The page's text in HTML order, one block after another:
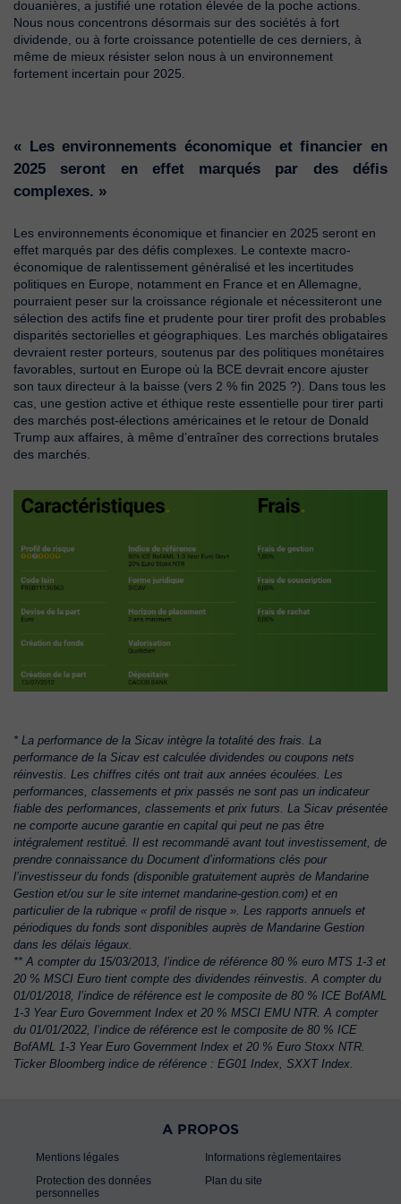
douanières, a justifié une rotation élevée de la poche actions.
Nous nous concentrons désormais sur des sociétés à fort
dividende, ou à forte croissance potentielle de ces derniers, à
même de mieux résister selon nous à un environnement
fortement incertain pour 2025.
« Les environnements économique et financier en
2025 seront en effet marqués par des défis
complexes. »
Les environnements économique et financier en 2025 seront en
effet marqués par des défis complexes. Le contexte macro-
économique de ralentissement généralisé et les incertitudes
politiques en Europe, notamment en France et en Allemagne,
pourraient peser sur la croissance régionale et nécessiteront une
sélection des actifs fine et prudente pour tirer profit des probables
disparités sectorielles et géographiques. Les marchés obligataires
devraient rester porteurs, soutenus par des politiques monétaires
favorables, surtout en Europe où la BCE devrait encore ajuster
son taux directeur à la baisse (vers 2 % fin 2025 ?). Dans tous les
cas, une gestion active et éthique reste essentielle pour tirer parti
des marchés post-élections américaines et le retour de Donald
Trump aux affaires, à même d’entraîner des corrections brutales
des marchés.
* La performance de la Sicav intègre la totalité des frais. La
performance de la Sicav est calculée dividendes ou coupons nets
réinvestis. Les chiffres cités ont trait aux années écoulées. Les
performances, classements et prix passés ne sont pas un indicateur
fiable des performances, classements et prix futurs. La Sicav présentée
ne comporte aucune garantie en capital qui peut ne pas être
intégralement restitué. Il est recommandé avant tout investissement, de
prendre connaissance du Document d’informations clés pour
l’investisseur du fonds (disponible gratuitement auprès de Mandarine
Gestion et/ou sur le site internet mandarine-gestion.com) et en
particulier de la rubrique « profil de risque ». Les rapports annuels et
périodiques du fonds sont disponibles auprès de Mandarine Gestion
dans les délais légaux.
** A compter du 15/03/2013, l’indice de référence 80 % euro MTS 1-3 et
20 % MSCI Euro tient compte des dividendes réinvestis. A compter du
01/01/2018, l’indice de référence est le composite de 80 % ICE BofAML
1-3 Year Euro Government Index et 20 % MSCI EMU NTR. A compter
du 01/01/2022, l’indice de référence est le composite de 80 % ICE
BofAML 1-3 Year Euro Government Index et 20 % Euro Stoxx NTR.
Ticker Bloomberg indice de référence : EG01 Index, SXXT Index.
A PROPOS
Mentions légales
Protection des données
personnelles
Informations règlementaires
Plan du site